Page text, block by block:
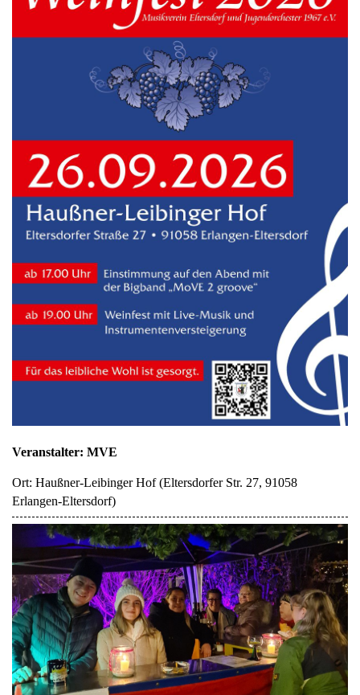
Start
Über uns
Dorfchronik
Bildergalerie
Veranstalter: MVE
Ort: Haußner-Leibinger Hof(Eltersdorfer Str. 27, 91058
Erlangen-Eltersdorf)